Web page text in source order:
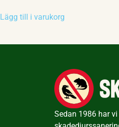
Lägg till i varukorg
Sedan 1986 har